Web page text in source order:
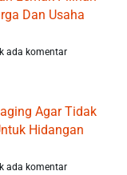
Dan Usaha
ada komentar
Agar Tidak
Hidangan
ada komentar